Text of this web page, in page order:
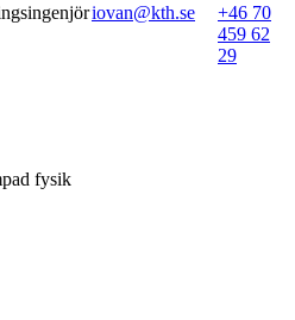
iovan@kth.se
+46 70
459 62
29
fysik